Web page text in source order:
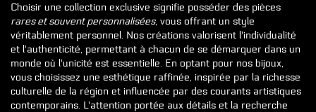
Choisir une collection exclusive signifie posséder des pièces
rares et souvent personnalisées, vous offrant un style
véritablement personnel. Nos créations valorisent l'individualité
et l'authenticité, permettant à chacun de se démarquer dans un
monde où l'unicité est essentielle. En optant pour nos bijoux,
vous choisissez une esthétique raffinée, inspirée par la richesse
culturelle de la région et influencée par des courants artistiques
contemporains. L'attention portée aux détails et la recherche